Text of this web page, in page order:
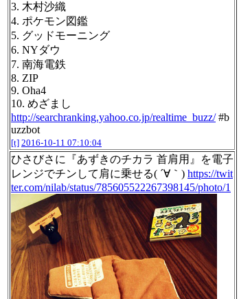
3. 木村沙織
4. ポケモン図鑑
5. グッドモーニング
6. NYダウ
7. 南海電鉄
8. ZIP
9. Oha4
10. めざまし
http://searchranking.yahoo.co.jp/realtime_buzz/#b
uzzbot
[t] 2016-10-11 07:10:04
ひさびさに『あずきのチカラ 首肩用』を電子
レンジでチンして肩に乗せる( ´∀｀) https://twit
ter.com/nilab/status/785605522267398145/photo/1